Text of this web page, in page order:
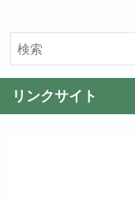
リンクサイト